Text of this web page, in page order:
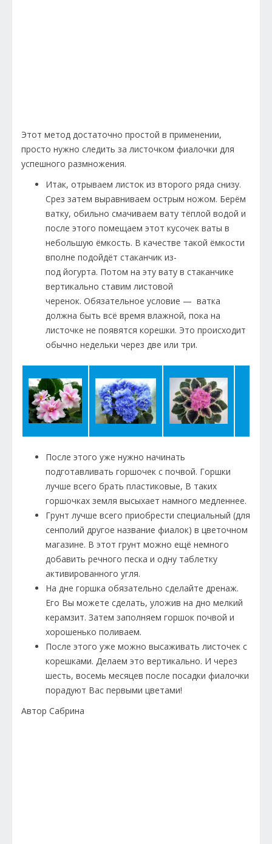
Этот метод достаточно простой в применении,
просто нужно следить за листочком фиалочки для
успешного размножения.
Итак, отрываем листок из второго ряда снизу.
Срез затем выравниваем острым ножом. Берём
ватку, обильно смачиваем вату тёплой водой и
после этого помещаем этот кусочек ваты в
небольшую ёмкость. В качестве такой ёмкости
вполне подойдёт стаканчик из-
под йогурта. Потом на эту вату в стаканчике
вертикально ставим листовой
черенок. Обязательное условие — ватка
должна быть всё время влажной, пока на
листочке не появятся корешки. Это происходит
обычно недельки через две или три.
После этого уже нужно начинать
подготавливать горшочек с почвой. Горшки
лучше всего брать пластиковые, В таких
горшочках земля высыхает намного медленнее.
Грунт лучше всего приобрести специальный (для
сенполий другое название фиалок) в цветочном
магазине. В этот грунт можно ещё немного
добавить речного песка и одну таблетку
активированного угля.
На дне горшка обязательно сделайте дренаж.
Его Вы можете сделать, уложив на дно мелкий
керамзит. Затем заполняем горшок почвой и
хорошенько поливаем.
После этого уже можно высаживать листочек с
корешками. Делаем это вертикально. И через
шесть, восемь месяцев после посадки фиалочки
порадуют Вас первыми цветами!
Автор Сабрина